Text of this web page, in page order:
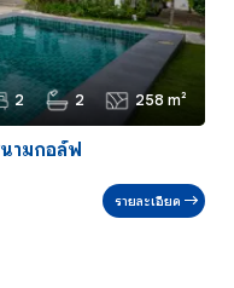
2 2 258 m²
ามกอล์ฟ
รายละเอียด